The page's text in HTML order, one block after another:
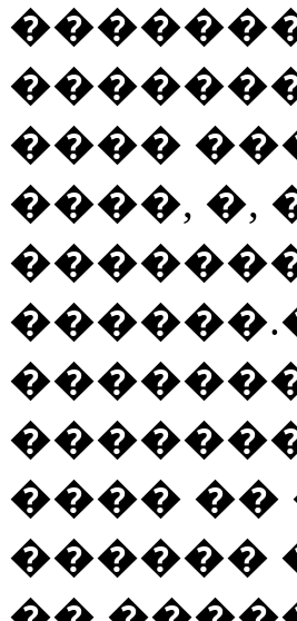
����
����, �,
���� ��
������